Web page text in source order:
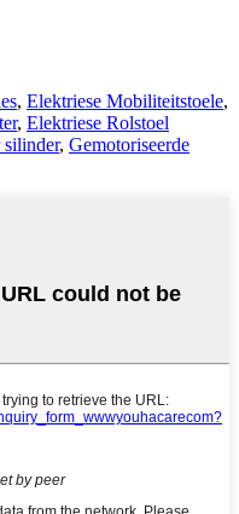
, Elektriese Mobiliteitstoele,
, Elektriese Rolstoel
silinder, Gemotoriseerde